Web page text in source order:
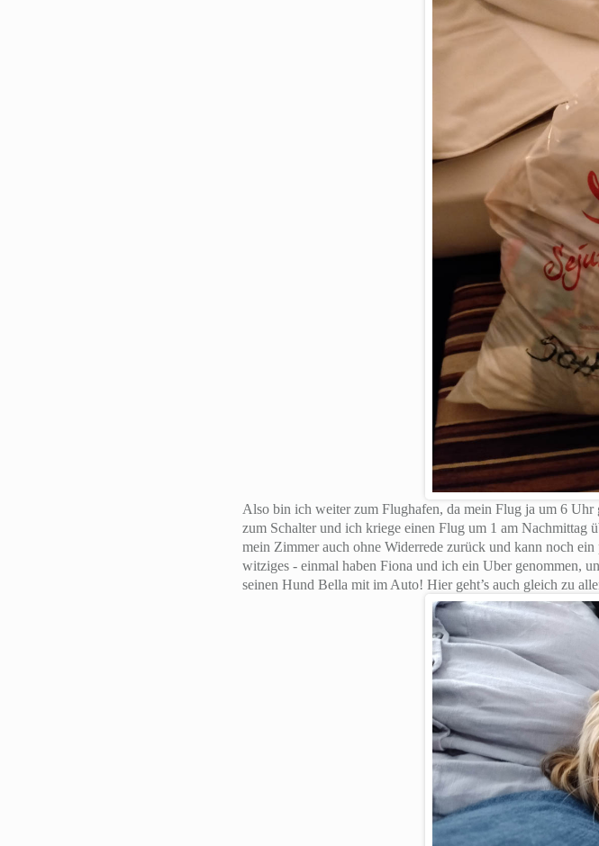
Also bin ich weiter zum Flughafen, da mein Flug ja um 6
zum Schalter und ich kriege einen Flug um 1 am
mein Zimmer auch ohne Widerrede zurück und kann noch
witziges - einmal haben Fiona und ich ein Uber genommen,
seinen Hund Bella mit im Auto! Hier geht’s auch gleich zu